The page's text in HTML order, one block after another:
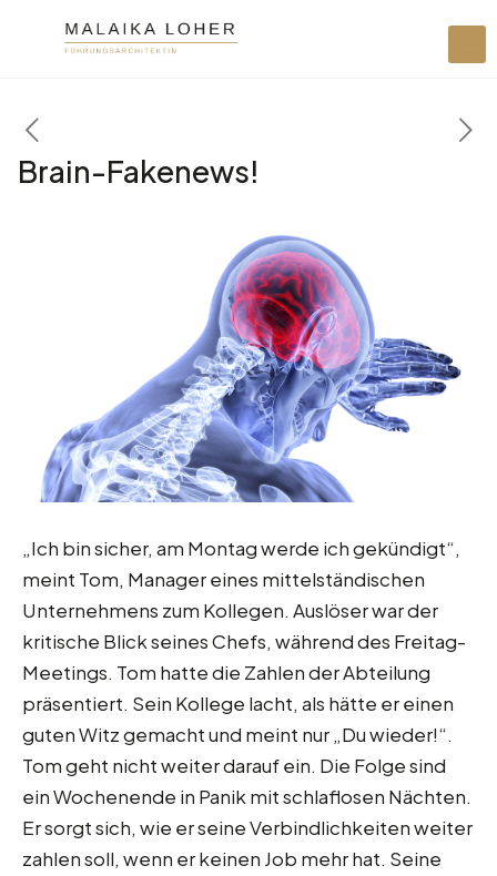
Brain-Fakenews!
„Ich bin sicher, am Montag werde ich gekündigt“,
meint Tom, Manager eines mittelständischen
Unternehmens zum Kollegen. Auslöser war der
kritische Blick seines Chefs, während des Freitag-
Meetings. Tom hatte die Zahlen der Abteilung
präsentiert. Sein Kollege lacht, als hätte er einen
guten Witz gemacht und meint nur „Du wieder!“.
Tom geht nicht weiter darauf ein. Die Folge sind
ein Wochenende in Panik mit schlaflosen Nächten.
Er sorgt sich, wie er seine Verbindlichkeiten weiter
zahlen soll, wenn er keinen Job mehr hat. Seine